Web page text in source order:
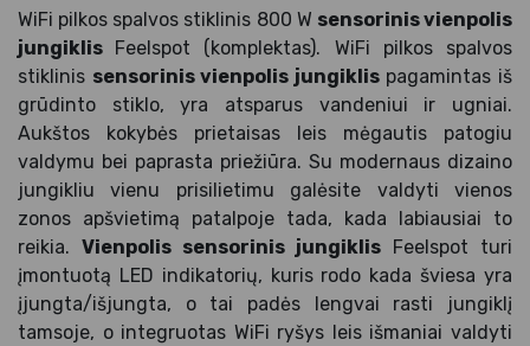
WiFi pilkos spalvos stiklinis 800 W sensorinis vienpolis
jungiklis Feelspot (komplektas). WiFi pilkos spalvos
stiklinis sensorinis vienpolis jungiklispagamintas iš
grūdinto stiklo, yra atsparus vandeniui ir ugniai.
Aukštos kokybės prietaisas leis mėgautis patogiu
valdymu bei paprasta priežiūra. Su modernaus dizaino
jungikliu vienu prisilietimu galėsite valdyti vienos
zonos apšvietimą patalpoje tada, kada labiausiai to
reikia. Vienpolis sensorinis jungiklis Feelspot turi
įmontuotą LED indikatorių, kuris rodo kada šviesa yra
įjungta/išjungta, o tai padės lengvai rasti jungiklį
tamsoje, o integruotas WiFi ryšys leis išmaniai valdyti